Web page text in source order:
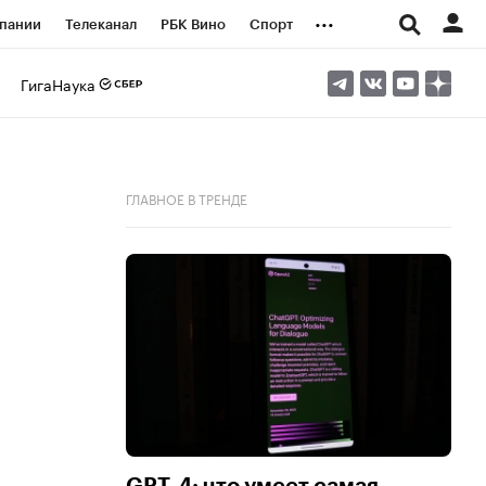
Телеканал РБК Вино Спорт ...
ГигаНаука
ГЛАВНОЕ В ТРЕНДЕ